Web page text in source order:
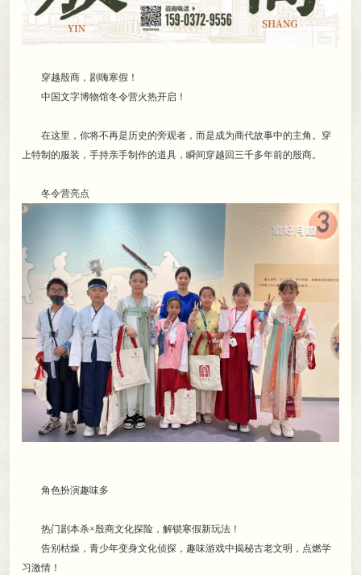
穿越殷商 ， 剧嗨寒假！
中国文字博物馆冬令营火热开启！
在这里 ， 你将不再是历史的旁观者，而是成为商代故事中的主角 。 穿
上特制的服装，手持亲手制作的道具 ， 瞬间穿越回三千多年前的殷商。
冬令营亮点
角色扮演趣味多
热门剧本杀×殷商文化探险 ， 解锁寒假新玩法！
告别枯燥 ， 青少年变身文化侦探，趣味游戏中揭秘古老文明 ， 点燃学
习激情！